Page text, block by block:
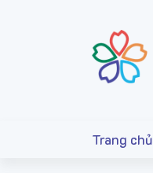
Trang chủ